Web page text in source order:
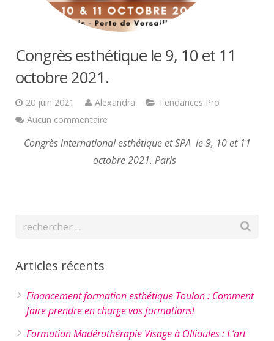
Congrès esthétique le 9, 10 et 11
octobre 2021.
20 juin 2021 Alexandra
Tendances Pro
Aucun commentaire
Congrès international esthétique et SPA le 9, 10 et 11
octobre 2021. Paris
Articles récents
Financement formation esthétique Toulon : Comment
faire prendre en charge vos formations!
Formation Madérothérapie Visage à Ollioules : L’art